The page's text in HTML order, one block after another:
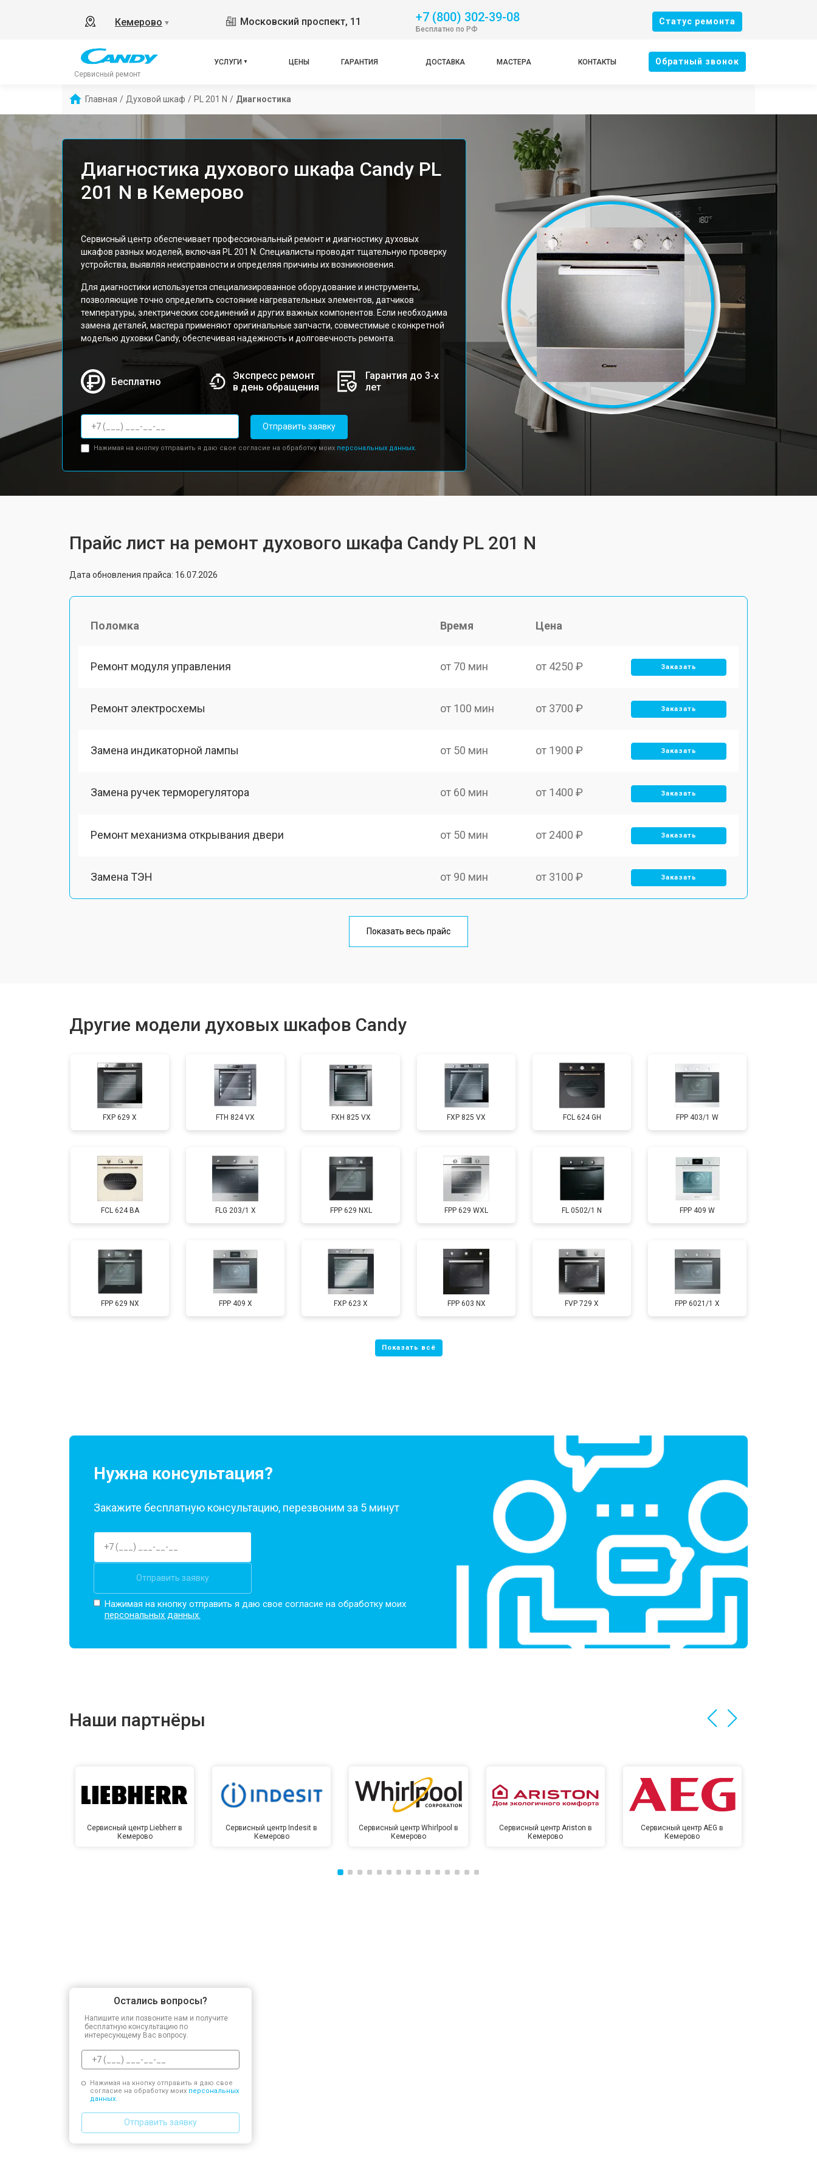
Кемерово ▼ Московский проспект, 11 +7 (800) 302-39-08
Бесплатно по РФ
Cтатус ремонта
Сервисный ремонт
УСЛУГИ ЦЕНЫ ГАРАНТИЯ ДОСТАВКА МАСТЕРА КОНТАКТЫ Oбратный звонок
Главная / Духовой шкаф / PL 201 N / Диагностика
Диагностика духового шкафа Candy PL
201 N в Кемерово
Сервисный центр обеспечивает профессиональный ремонт и диагностику духовых
шкафов разных моделей, включая PL 201 N. Специалисты проводят тщательную проверку
устройства, выявляя неисправности и определяя причины их возникновения.
Для диагностики используется специализированное оборудование и инструменты,
позволяющие точно определить состояние нагревательных элементов, датчиков
температуры, электрических соединений и других важных компонентов. Если необходима
замена деталей, мастера применяют оригинальные запчасти, совместимые с конкретной
моделью духовки Candy, обеспечивая надежность и долговечность ремонта.
Бесплатно
Экспресс ремонт
в день обращения
Гарантия до 3-х
лет
Отправить заявку
Нажимая на кнопку отправить я даю свое согласие на обработку моих персональных данных.
Прайс лист на ремонт духового шкафа Candy PL 201 N
Дата обновления прайса: 16.07.2026
Поломка Время Цена
Ремонт модуля управления от 70 мин от 4250 ₽ Заказать
Ремонт электросхемы от 100 мин от 3700 ₽ Заказать
Замена индикаторной лампы от 50 мин от 1900 ₽ Заказать
Замена ручек терморегулятора от 60 мин от 1400 ₽ Заказать
Ремонт механизма открывания двери от 50 мин от 2400 ₽ Заказать
Замена ТЭН от 90 мин от 3100 ₽ Заказать
от 60 мин
Показать весь прайс
Другие модели духовых шкафов Candy
FXP 629 X FTH 824 VX FXH 825 VX FXP 825 VX FCL 624 GH FPP 403/1 W
FCL 624 BA FLG 203/1 X FPP 629 NXL FPP 629 WXL FL 0502/1 N FPP 409 W
FPP 629 NX FPP 409 X FXP 623 X FPP 603 NX FVP 729 X FPP 6021/1 X
Нужна консультация?
Закажите бесплатную консультацию, перезвоним за 5 минут
Отправить заявку
Нажимая на кнопку отправить я даю свое согласие на обработку моих
персональных данных.
Наши партнёры
Сервисный центр Liebherr в
Кемерово
Сервисный центр Indesit в
Кемерово
Сервисный центр Whirlpool в
Кемерово
Сервисный центр Ariston в
Кемерово
Сервисный центр AEG в
Кемерово
Остались вопросы?
Напишите или позвоните нам и получите
бесплатную консультацию по
интересующему Вас вопросу.
Нажимая на кнопку отправить я даю свое
согласие на обработку моих персональных
данных.
Отправить заявку